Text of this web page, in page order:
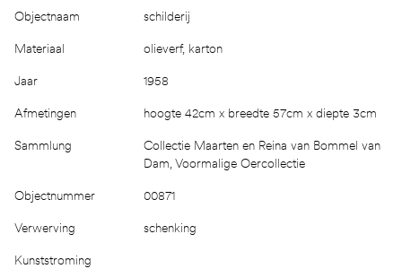
Objectnaam schilderij
Materiaal olieverf, karton
Jaar 1958
Afmetingen hoogte 42cm x breedte 57cm x diepte 3cm
Sammlung
Collectie Maarten en Reina van Bommel van
Dam, Voormalige Oercollectie
Objectnummer 00871
Verwerving schenking
Kunststroming